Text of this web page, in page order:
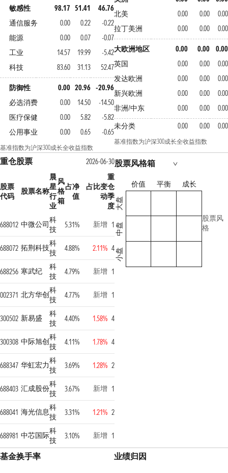
敏感性 98.17 51.41
46.76
通信服务
0.00 0.22
-0.22
能源
0.00 0.07
-0.07
工业
14.57 19.99
-5.42
科技
83.60 31.13 52.47
防御性 0.00 20.96 -20.96
必选消费
0.00 14.50
-14.50
医疗保健
0.00 5.82
-5.82
公用事业
0.00 0.65 -0.65
基准指数为沪深300成长全收益指数
北美
0.00 0.00
0.00
拉丁美洲
0.00 0.00 0.00
大欧洲地区 0.00 0.00
0.00
英国
0.00 0.00
0.00
发达欧洲
0.00 0.00
0.00
新兴欧洲
0.00 0.00
0.00
非洲/中东
0.00 0.00
0.00
未分类
0.00 0.00 0.00
基准指数为沪深300成长全收益指数
重仓股票 2026-06-30
股票
代码
股票名称
晨
星
行
业
风
格
箱
占净
值
占比变
动
重
仓
季
度
688012 中微公司科
技
5.31% 新增 1
688072 拓荆科技科
技
4.88% 2.11% 4
688256 寒武纪
科
技
4.79% 新增 1
002371 北方华创科
技
4.77% 新增 1
300502 新易盛
科
技
4.40% 1.58% 4
300308 中际旭创科
技
4.11% 1.78% 4
688347 华虹宏力科
技
3.69% 1.28% 2
688403 汇成股份科
技
3.67% 新增 1
688041 海光信息科
技
3.31% 1.21% 2
688981 中芯国际科
技
3.10% 新增 1
股票风格箱
价值 平衡 成长
大盘
中盘
小盘
股票风
格
基金换手率 业绩归因